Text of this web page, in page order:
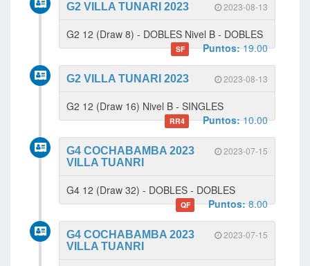
2023-08-13
G2 VILLA TUNARI 2023
G2 12 (Draw 8) - DOBLES Nivel B - DOBLES
SF Puntos:19.00
2023-08-13
G2 VILLA TUNARI 2023
G2 12 (Draw 16) Nivel B - SINGLES
RR4 Puntos:10.00
2023-07-15
G4 COCHABAMBA 2023
VILLA TUANRI
G4 12 (Draw 32) - DOBLES - DOBLES
QF Puntos:8.00
2023-07-15
G4 COCHABAMBA 2023
VILLA TUANRI